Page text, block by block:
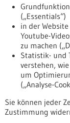
mit sich? Darüber
Infoabend am 6.
gesprochen.
“Gemeinsam für…
https://
bw.de/
personalisierte-
Pressemitteilung -
(„Essentials“)
in der
Youtube-
zu machen
Statistik- und
verstehen,
um
(„Analyse-
Sie können jeder
Zustimmung